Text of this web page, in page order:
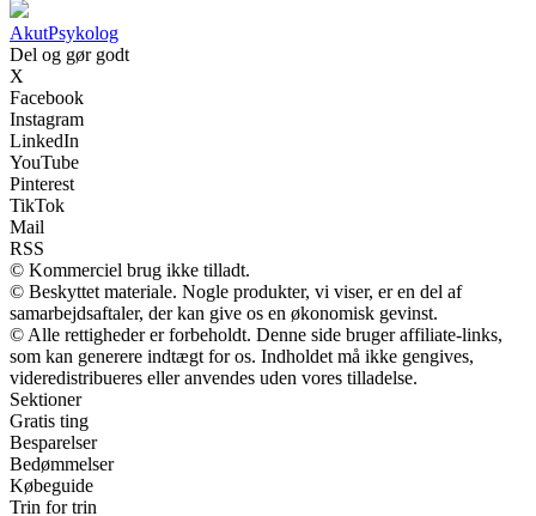
AkutPsykolog
Del og gør godt
X
Facebook
Instagram
LinkedIn
YouTube
Pinterest
TikTok
Mail
RSS
© Kommerciel brug ikke tilladt.
© Beskyttet materiale. Nogle produkter, vi viser, er en del af
samarbejdsaftaler, der kan give os en økonomisk gevinst.
© Alle rettigheder er forbeholdt. Denne side bruger affiliate-links,
som kan generere indtægt for os. Indholdet må ikke gengives,
videredistribueres eller anvendes uden vores tilladelse.
Sektioner
Gratis ting
Besparelser
Bedømmelser
Købeguide
Trin for trin